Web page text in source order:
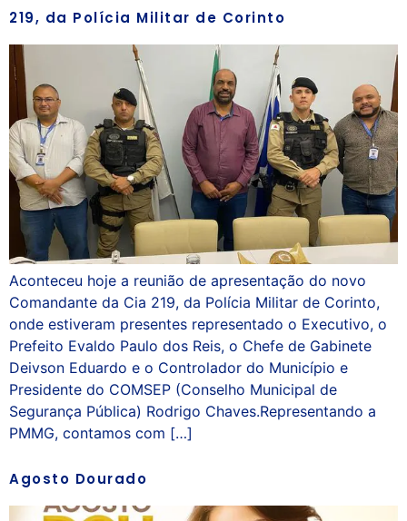
219, da Polícia Militar de Corinto
Aconteceu hoje a reunião de apresentação do novo
Comandante da Cia 219, da Polícia Militar de Corinto,
onde estiveram presentes representado o Executivo, o
Prefeito Evaldo Paulo dos Reis, o Chefe de Gabinete
Deivson Eduardo e o Controlador do Município e
Presidente do COMSEP (Conselho Municipal de
Segurança Pública) Rodrigo Chaves.Representando a
PMMG, contamos com […]
Agosto Dourado